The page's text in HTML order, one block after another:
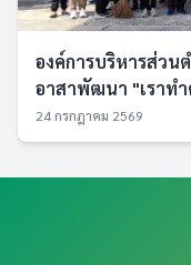
องค์การบริหารส่วน
อาสาพัฒนา "เราท
24 กรกฎาคม 2569